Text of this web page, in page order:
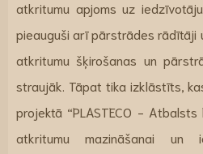
atkritumu apjoms uz
pieauguši arī pārstrādes rādītāji
atkritumu šķirošanas un
straujāk. Tāpat tika izklāstīts,
projektā “PLASTECO -
atkritumu mazināšanai un